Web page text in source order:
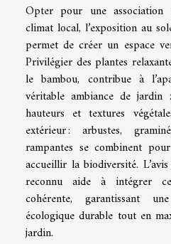
Opter pour une association
climat local, l’exposition au
permet de créer un espace
Privilégier des plantes
le bambou, contribue à
véritable ambiance de jardin
hauteurs et textures
extérieur : arbustes,
rampantes se combinent
accueillir la biodiversité.
reconnu aide à intégrer
cohérente, garantissant
écologique durable tout en
jardin.